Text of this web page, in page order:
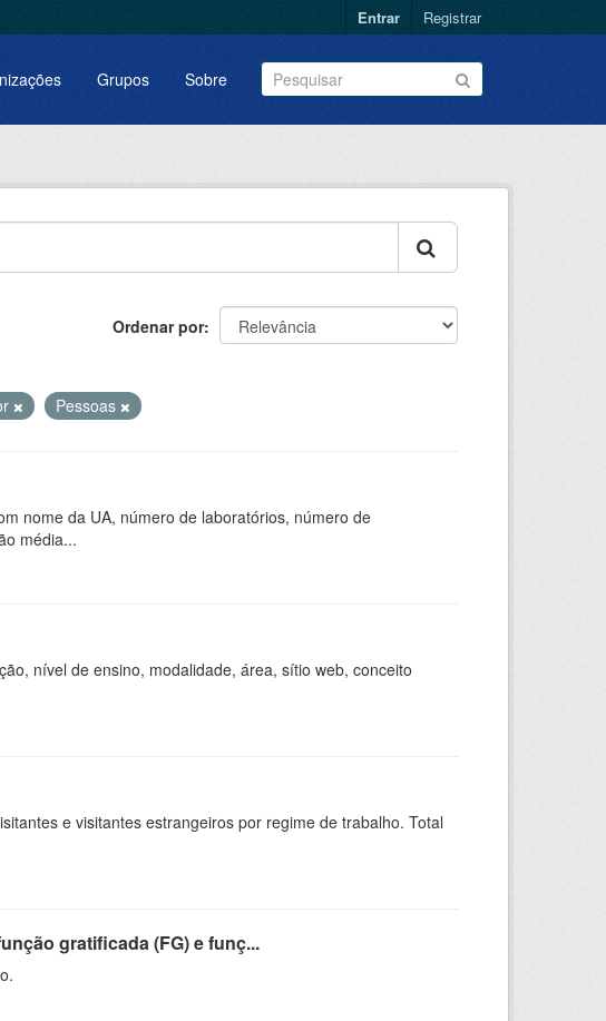
Entrar Registrar
Grupos Sobre
Ordenar por
Pessoas
nome da UA, número de laboratórios, número de
média...
nível de ensino, modalidade, área, sítio web, conceito
e visitantes estrangeiros por regime de trabalho. Total
gratificada (FG) e funç...